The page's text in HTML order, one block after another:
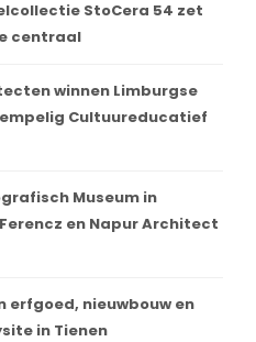
StoCera 54 zet
centraal
winnen Limburgse
Cultuureducatief
Museum in
en Napur Architect
erfgoed, nieuwbouw en
in Tienen